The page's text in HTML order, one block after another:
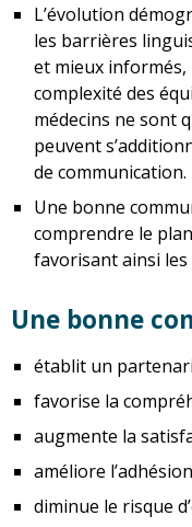
L’évolution
les barrières
et mieux
complexité des
médecins ne sont
peuvent
de communication.
Une bonne
comprendre le
favorisant ainsi
Une bonne
établit un
favorise la
augmente la
améliore
diminue le risque